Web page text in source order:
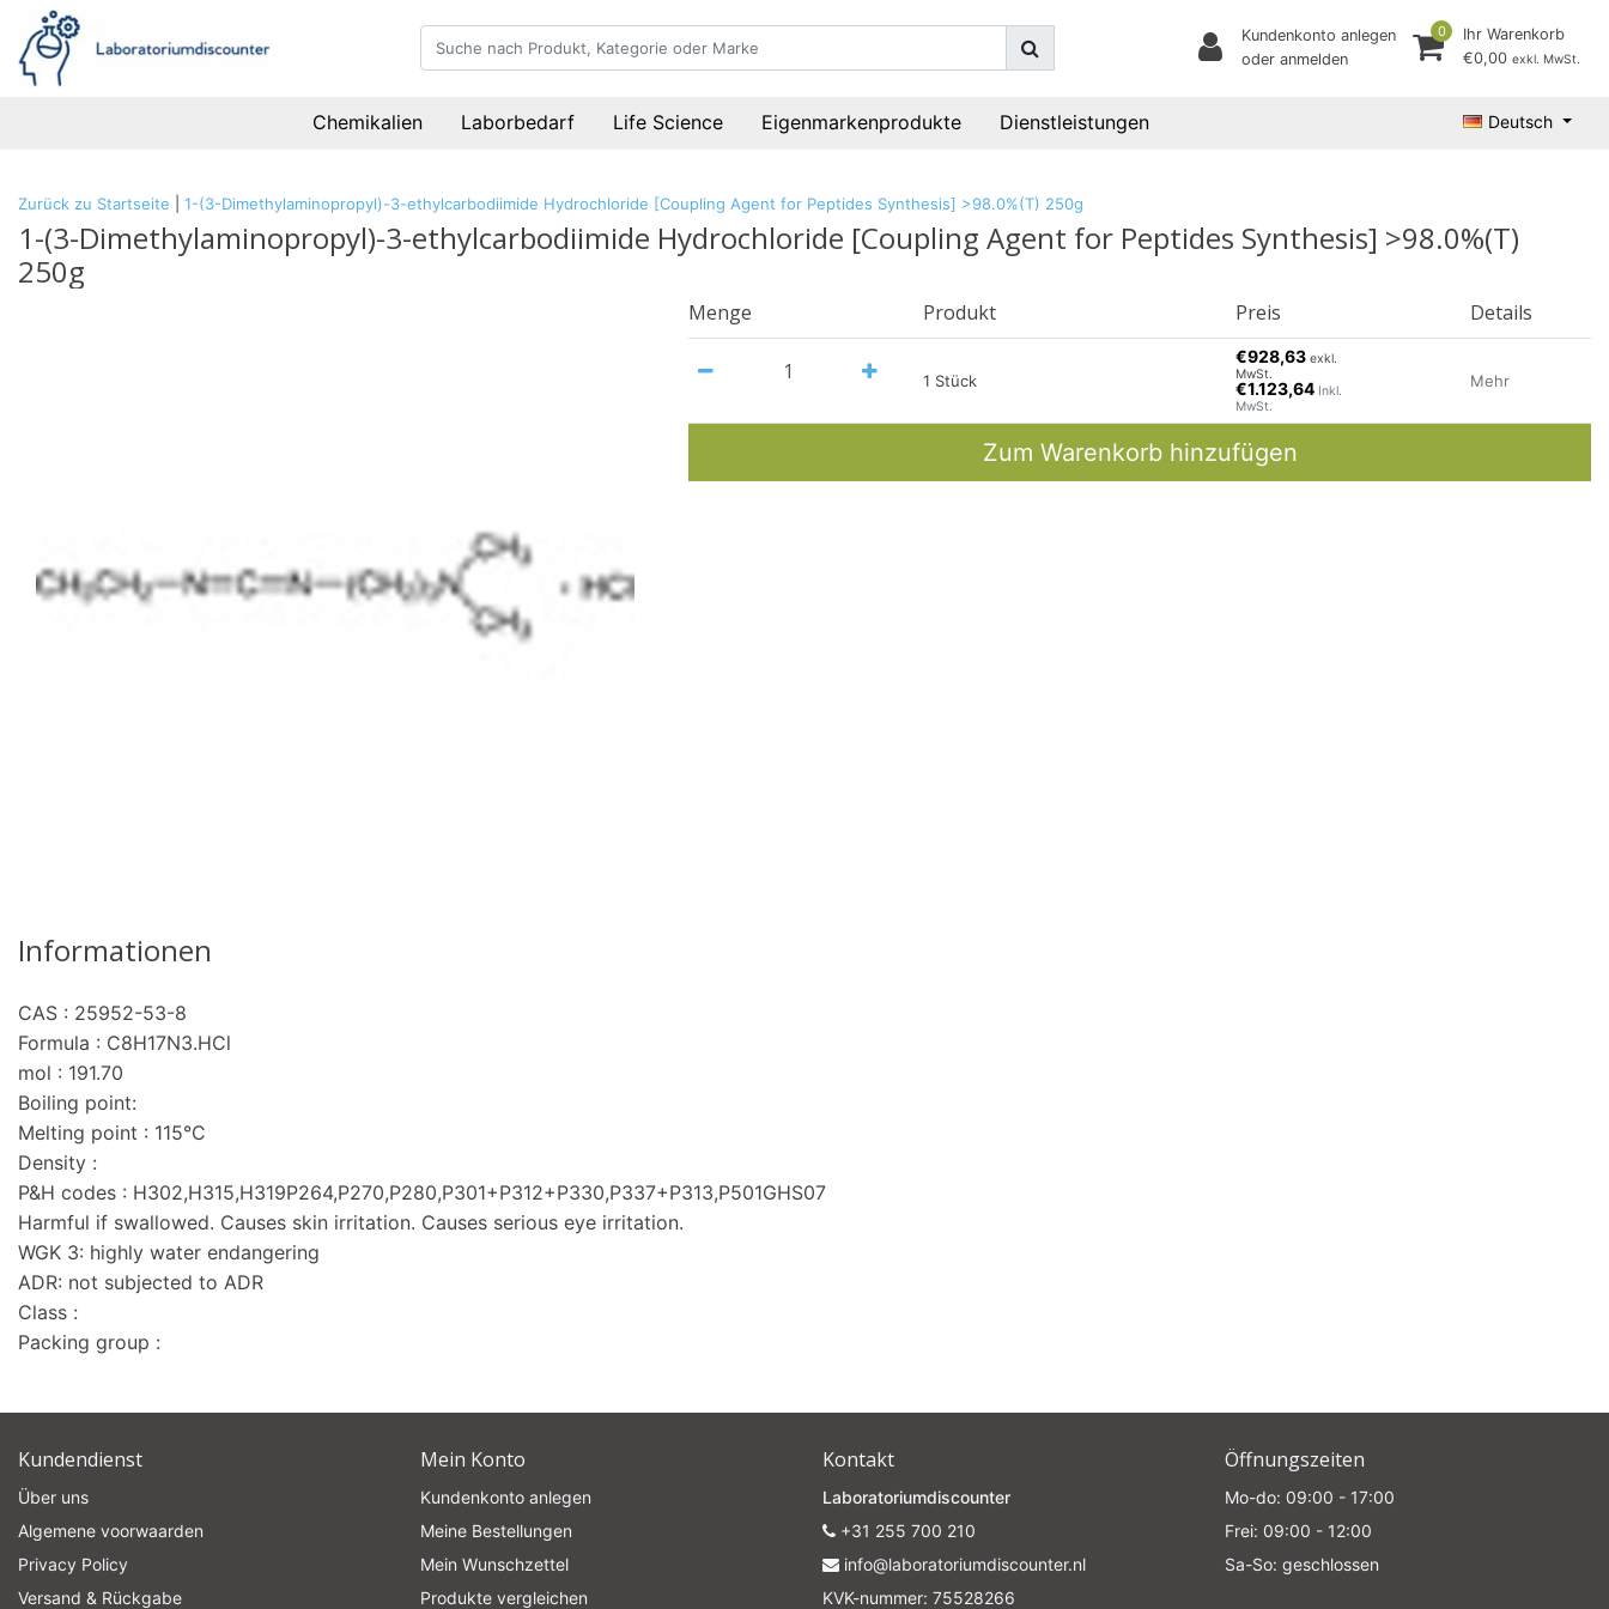
Kundenkonto anlegen
oder anmelden
0
Ihr Warenkorb
€0,00 exkl. MwSt.
Chemikalien Laborbedarf Life Science Eigenmarkenprodukte Dienstleistungen Deutsch
Zurück zu Startseite 1-(3-Dimethylaminopropyl)-3-ethylcarbodiimide Hydrochloride [Coupling Agent for Peptides Synthesis] >98.0%(T) 250g
1-(3-Dimethylaminopropyl)-3-ethylcarbodiimide Hydrochloride [Coupling Agent for Peptides Synthesis] >98.0%(T)
250g
Menge Produkt Preis Details
1 Stück
€928,63exkl.
MwSt.
€1.123,64 Inkl.
MwSt.
Mehr
Zum Warenkorb hinzufügen
Informationen
CAS : 25952-53-8
Formula : C8H17N3.HCl
mol : 191.70
Boiling point:
Melting point : 115°C
Density :
P&H codes : H302,H315,H319P264,P270,P280,P301+P312+P330,P337+P313,P501GHS07
Harmful if swallowed. Causes skin irritation. Causes serious eye irritation.
WGK 3: highly water endangering
ADR: not subjected to ADR
Class :
Packing group :
Kundendienst
Über uns
Algemene voorwaarden
Privacy Policy
Versand & Rückgabe
Mein Konto
Kundenkonto anlegen
Meine Bestellungen
Mein Wunschzettel
Produkte vergleichen
Kontakt
Laboratoriumdiscounter
+31 255 700 210
info@laboratoriumdiscounter.nl
KVK-nummer: 75528266
Öffnungszeiten
Mo-do: 09:00 - 17:00
Frei: 09:00 - 12:00
Sa-So: geschlossen